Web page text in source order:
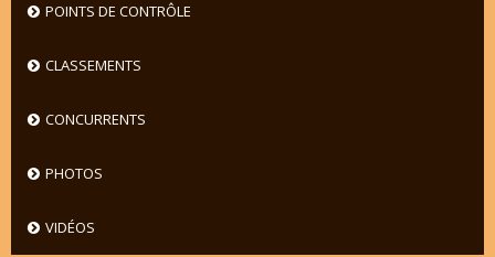
POINTS DE CONTRÔLE
CLASSEMENTS
CONCURRENTS
PHOTOS
VIDÉOS